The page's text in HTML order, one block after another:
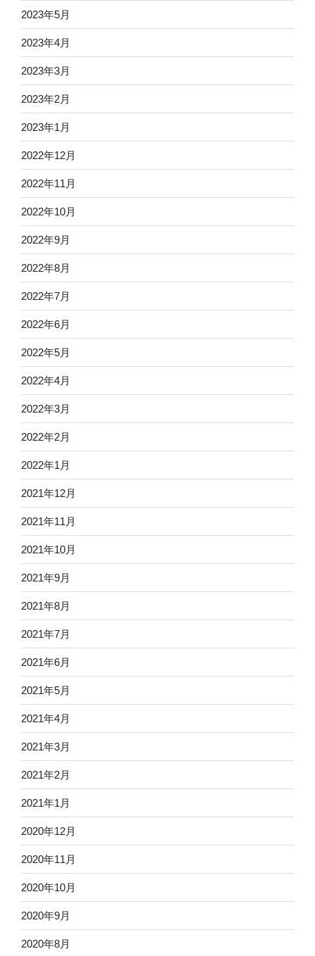
2023年5月
2023年4月
2023年3月
2023年2月
2023年1月
2022年12月
2022年11月
2022年10月
2022年9月
2022年8月
2022年7月
2022年6月
2022年5月
2022年4月
2022年3月
2022年2月
2022年1月
2021年12月
2021年11月
2021年10月
2021年9月
2021年8月
2021年7月
2021年6月
2021年5月
2021年4月
2021年3月
2021年2月
2021年1月
2020年12月
2020年11月
2020年10月
2020年9月
2020年8月